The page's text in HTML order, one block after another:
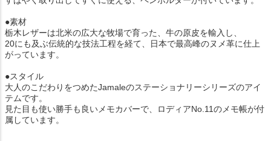
●素材
栃木レザーは北米の広大な牧場で育った、牛の原皮を輸入し、
20にも及ぶ伝統的な技法工程を経て、日本で最高峰のヌメ革に仕上
がっています。
●スタイル
大人のこだわりをつめたJamaleのステーショナリーシリーズのアイ
テムです。
見た目も使い勝手も良いメモカバーで、ロディアNo.11のメモ帳が付
属しています。